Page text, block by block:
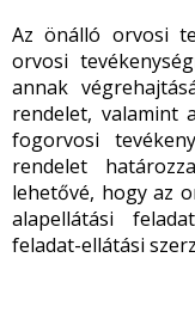
Az önálló orvosi
orvosi
annak
rendelet, valamint
fogorvosi
rendelet
lehetővé, hogy az
alapellátási
feladat-ellátási